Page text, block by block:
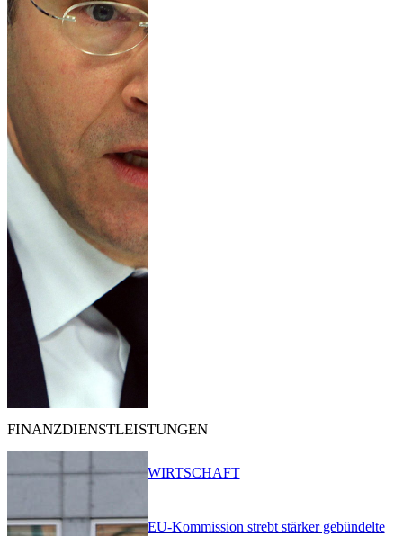
FINANZDIENSTLEISTUNGEN
EU-Kommission strebt stärker gebündelte
WIRTSCHAFT